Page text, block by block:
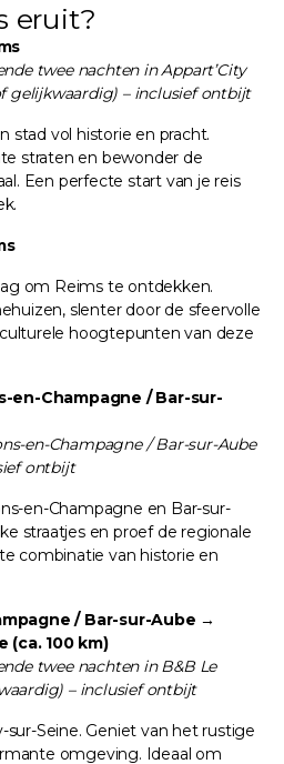
eruit?
twee nachten in Appart’City
gelijkwaardig) – inclusief ontbijt
stad vol historie en pracht.
straten en bewonder de
Een perfecte start van je reis
om Reims te ontdekken.
slenter door de sfeervolle
hoogtepunten van deze
en-Champagne / Bar-sur-
en-Champagne / Bar-sur-Aube
ontbijt
en-Champagne en Bar-sur-
straatjes en proef de regionale
combinatie van historie en
/ Bar-sur-Aube →
(ca. 100 km)
twee nachten in B&B Le
– inclusief ontbijt
sur-Seine. Geniet van het rustige
omgeving. Ideaal om